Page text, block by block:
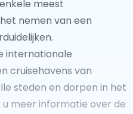
meest
nemen van een
internationale
cruisehavens van
steden en dorpen in het
meer informatie over de